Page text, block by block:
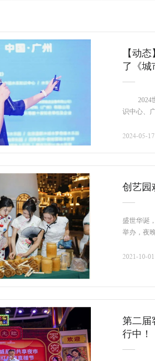
【动
了《城
2024世
识中心、
2024-05-17
创艺园
盛世华诞
举办，夜
2021-10-01
第二届
行中！